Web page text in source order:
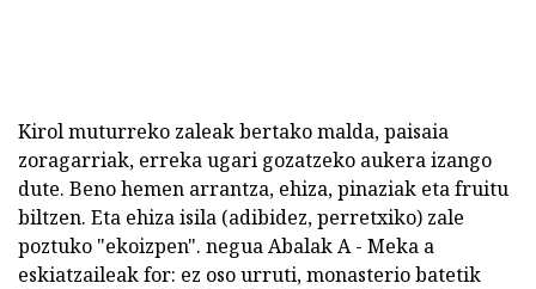
Kirol muturreko zaleak bertako malda, paisaia
zoragarriak, erreka ugari gozatzeko aukera izango
dute. Beno hemen arrantza, ehiza, pinaziak eta fruitu
biltzen. Eta ehiza isila (adibidez, perretxiko) zale
poztuko "ekoizpen". negua Abalak A - Meka a
eskiatzaileak for: ez oso urruti, monasterio batetik